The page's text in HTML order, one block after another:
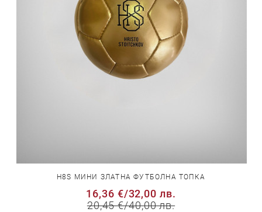
H8S МИНИ ЗЛАТНА ФУТБОЛНА ТОПКА
16,36 €/32,00 лв.
20,45 €/40,00 лв.